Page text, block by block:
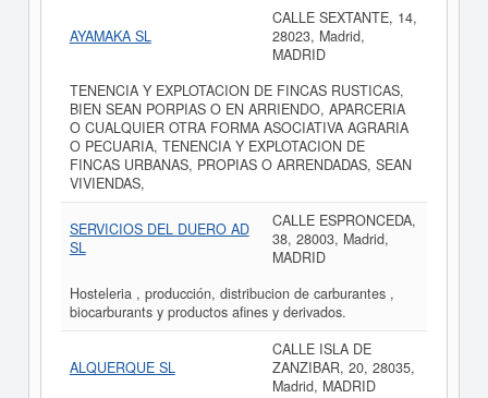
AYAMAKA SL
CALLE SEXTANTE, 14,
28023, Madrid,
MADRID
TENENCIA Y EXPLOTACION DE FINCAS RUSTICAS,
BIEN SEAN PORPIAS O EN ARRIENDO, APARCERIA
O CUALQUIER OTRA FORMA ASOCIATIVA AGRARIA
O PECUARIA, TENENCIA Y EXPLOTACION DE
FINCAS URBANAS, PROPIAS O ARRENDADAS, SEAN
VIVIENDAS,
SERVICIOS DEL DUERO AD
SL
CALLE ESPRONCEDA,
38, 28003, Madrid,
MADRID
Hosteleria , producción, distribucion de carburantes ,
biocarburants y productos afines y derivados.
ALQUERQUE SL
CALLE ISLA DE
ZANZIBAR, 20, 28035,
Madrid, MADRID